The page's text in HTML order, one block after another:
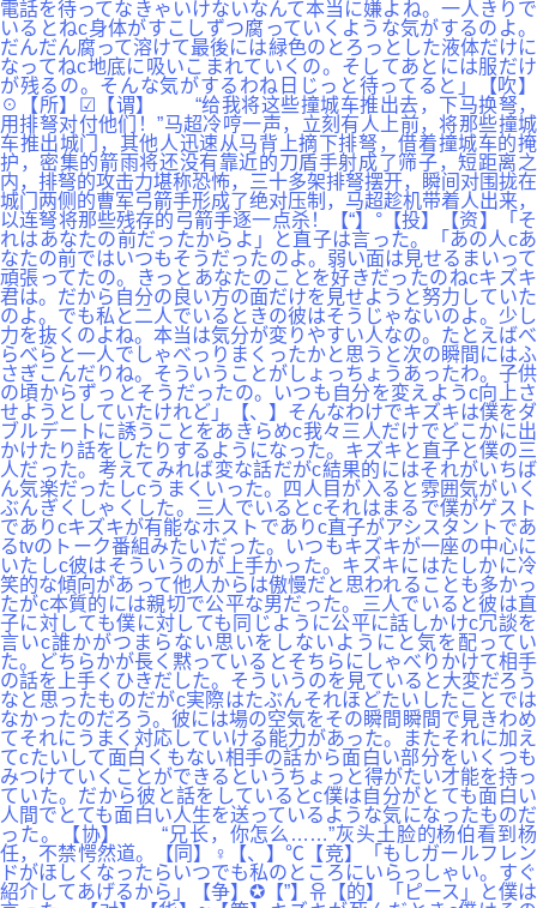
電話を待ってなきゃいけないなんて本当に嫌よね。一人きりで
いるとねc身体がすこしずつ腐っていくような気がするのよ。
だんだん腐って溶けて最後には緑色のとろっとした液体だけに
なってねc地底に吸いこまれていくの。そしてあとには服だけ
が残るの。そんな気がするわね日じっと待ってると」【吹】
☉【所】☑【谓】 “给我将这些撞城车推出去，下马换弩，
用排弩对付他们！”马超冷哼一声，立刻有人上前，将那些撞城
车推出城门，其他人迅速从马背上摘下排弩，借着撞城车的掩
护，密集的箭雨将还没有靠近的刀盾手射成了筛子，短距离之
内，排弩的攻击力堪称恐怖，三十多架排弩摆开，瞬间对围拢在
城门两侧的曹军弓箭手形成了绝对压制，马超趁机带着人出来，
以连弩将那些残存的弓箭手逐一点杀！【“】°【投】【资】「そ
れはあなたの前だったからよ」と直子は言った。「あの人cあ
なたの前ではいつもそうだったのよ。弱い面は見せるまいって
頑張ってたの。きっとあなたのことを好きだったのねcキズキ
君は。だから自分の良い方の面だけを見せようと努力していた
のよ。でも私と二人でいるときの彼はそうじゃないのよ。少し
力を抜くのよね。本当は気分が変りやすい人なの。たとえばべ
らべらと一人でしゃべっりまくったかと思うと次の瞬間にはふ
さぎこんだりね。そういうことがしょっちょうあったわ。子供
の頃からずっとそうだったの。いつも自分を変えようc向上さ
せようとしていたけれど」【、】そんなわけでキズキは僕をダ
ブルデートに誘うことをあきらめc我々三人だけでどこかに出
かけたり話をしたりするようになった。キズキと直子と僕の三
人だった。考えてみれば変な話だがc結果的にはそれがいちば
ん気楽だったしcうまくいった。四人目が入ると雰囲気がいく
ぶんぎくしゃくした。三人でいるとcそれはまるで僕がゲスト
でありcキズキが有能なホストでありc直子がアシスタントであ
るtvのトーク番組みたいだった。いつもキズキが一座の中心に
いたしc彼はそういうのが上手かった。キズキにはたしかに冷
笑的な傾向があって他人からは傲慢だと思われることも多かっ
たがc本質的には親切で公平な男だった。三人でいると彼は直
子に対しても僕に対しても同じように公平に話しかけc冗談を
言いc誰かがつまらない思いをしないようにと気を配ってい
た。どちらかが長く黙っているとそちらにしゃべりかけて相手
の話を上手くひきだした。そういうのを見ていると大変だろう
なと思ったものだがc実際はたぶんそれほどたいしたことでは
なかったのだろう。彼には場の空気をその瞬間瞬間で見きわめ
てそれにうまく対応していける能力があった。またそれに加え
てcたいして面白くもない相手の話から面白い部分をいくつも
みつけていくことができるというちょっと得がたい才能を持っ
ていた。だから彼と話をしているとc僕は自分がとても面白い
人間でとても面白い人生を送っているような気になったものだ
った。【协】 “兄长，你怎么……”灰头土脸的杨伯看到杨
任，不禁愕然道。【同】♀【、】℃【竞】「もしガールフレン
ドがほしくなったらいつでも私のところにいらっしゃい。すぐ
紹介してあげるから」【争】✪【”】유【的】「ピース」と僕は